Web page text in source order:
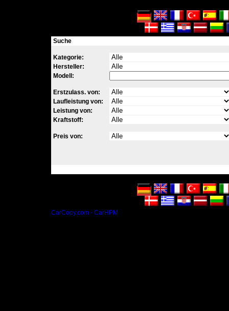
Suche
Kategorie:
Hersteller:
Modell:
Erstzulass. von:
Laufleistung von:
Leistung von:
Kraftstoff:
Preis von:
CarCopy.com - CarHPM